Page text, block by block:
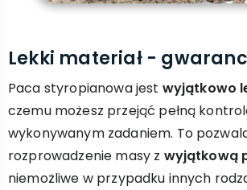
Lekki materiał -
Paca styropianowa jest wyjątkowo
czemu możesz przejąć pełną
wykonywanym zadaniem. To
rozprowadzenie masy z wyjątkową
niemożliwe w przypadku innych